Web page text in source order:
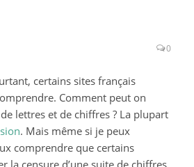
0
certains sites français
Comment peut on
lettres et de chiffres ? La plupart
. Mais même si je peux
comprendre que certains